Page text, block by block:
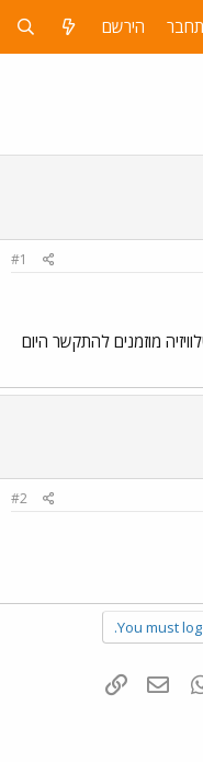
הירשם
#1
מוזמנים להתקשר היום
#2
You must
WhatsAppדואר אלקטרוני